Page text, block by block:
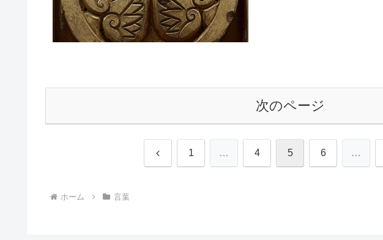
次のページ
前 1 … 4 5 6 …
ホーム 言葉